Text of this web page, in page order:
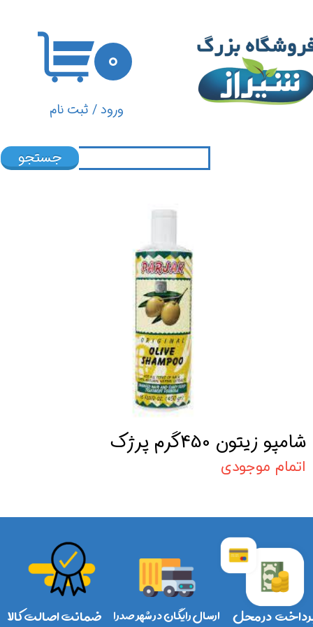
ورود/ ثبت نام
تغییر گذر واژه
سفارشات
۰
جستجو
شامپو زیتون 450گرم پرژک
اتمام موجودی
ارسال رایگان در شهر صدرا در محل ضمانت اصالت کالا